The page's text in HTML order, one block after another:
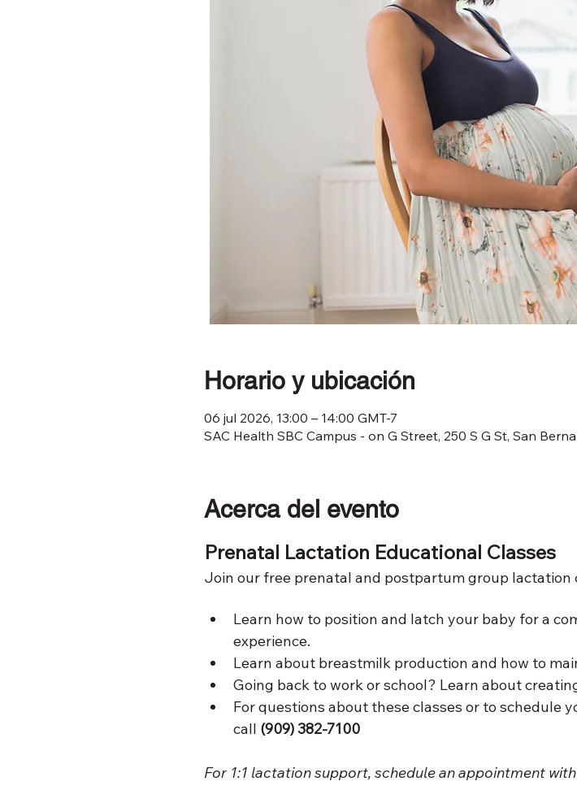
Horario y ubicación
06 jul 2026, 13:00 – 14:00 GMT-7
SAC Health SBC Campus - on G Street, 250 S G St, San
Acerca del evento
Prenatal Lactation Educational Classes
Join our free prenatal and postpartum group lactation
Learn how to position and latch your baby for a
experience.
Learn about breastmilk production and how to
Going back to work or school? Learn about
For questions about these classes or to schedule
call (909) 382-7100
For 1:1 lactation support, schedule an appointment